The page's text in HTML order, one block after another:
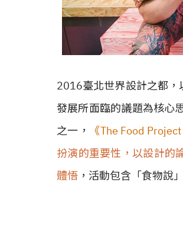
2016臺北世界設計之都，
發展所面臨的議題為核心
之一，
《The Food
扮演的重要性，以設計的
體悟 ，活動包含「食物說